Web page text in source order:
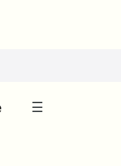
entgegen —
Montag, 31.
☰